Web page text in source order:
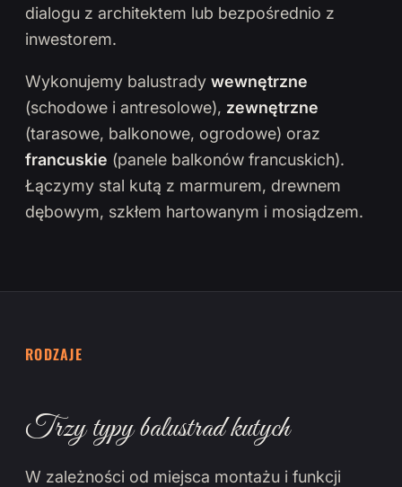
dialogu z architektem lub bezpośrednio z
inwestorem.
Wykonujemy balustrady wewnętrzne
(schodowe i antresolowe), zewnętrzne
(tarasowe, balkonowe, ogrodowe) oraz
francuskie (panele balkonów francuskich).
Łączymy stal kutą z marmurem, drewnem
dębowym, szkłem hartowanym i mosiądzem.
RODZAJE
Trzy typy balustrad kutych
W zależności od miejsca montażu i funkcji